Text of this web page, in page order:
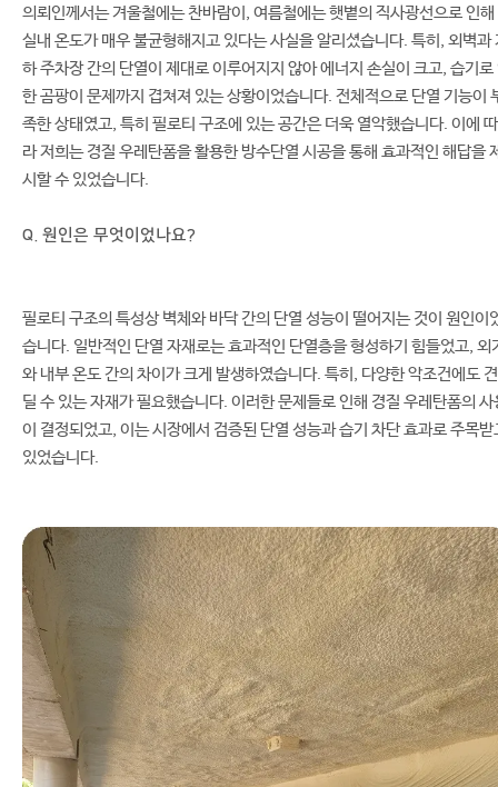
의뢰인께서는 겨울철에는 찬바람이, 여름철에는 햇볕의 직사광선으로 인해
실내 온도가 매우 불균형해지고 있다는 사실을 알리셨습니다. 특히, 외벽과
하 주차장 간의 단열이 제대로 이루어지지 않아 에너지 손실이 크고, 습기로
한 곰팡이 문제까지 겹쳐져 있는 상황이었습니다. 전체적으로 단열 기능이
족한 상태였고, 특히 필로티 구조에 있는 공간은 더욱 열악했습니다. 이에 따
라 저희는 경질 우레탄폼을 활용한 방수단열 시공을 통해 효과적인 해답을
시할 수 있었습니다.
Q. 원인은 무엇이었나요?
필로티 구조의 특성상 벽체와 바닥 간의 단열 성능이 떨어지는 것이 원인이
습니다. 일반적인 단열 자재로는 효과적인 단열층을 형성하기 힘들었고, 외
와 내부 온도 간의 차이가 크게 발생하였습니다. 특히, 다양한 악조건에도 견
딜 수 있는 자재가 필요했습니다. 이러한 문제들로 인해 경질 우레탄폼의 사
이 결정되었고, 이는 시장에서 검증된 단열 성능과 습기 차단 효과로 주목받
있었습니다.